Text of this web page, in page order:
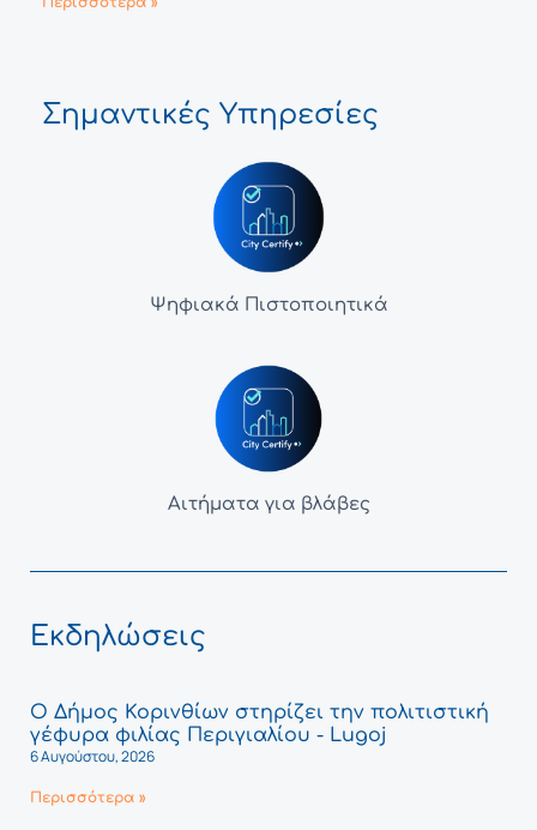
Σημαντικές Υπηρεσίες
Ψηφιακά Πιστοποιητικά
Αιτήματα για βλάβες
Εκδηλώσεις
Ο Δήμος Κορινθίων στηρίζει την πολιτιστική
γέφυρα φιλίας Περιγιαλίου - Lugoj
6 Αυγούστου, 2026
Περισσότερα »